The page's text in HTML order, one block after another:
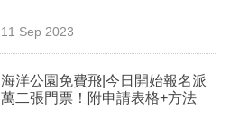
11 Sep 2023
海洋公園免費飛|今日開始報名派
萬二張門票！附申請表格+方法